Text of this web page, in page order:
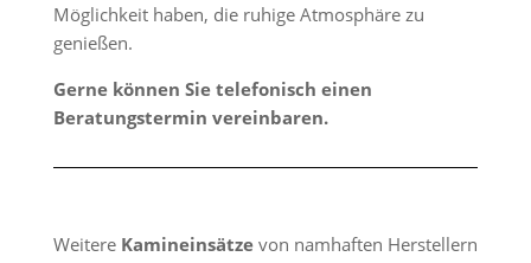
Möglichkeit haben, die ruhige Atmosphäre zu
genießen.
Gerne können Sie telefonisch einen
Beratungstermin vereinbaren.
Weitere Kamineinsätzevon namhaften Herstellern